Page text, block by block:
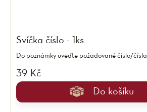
Svíčka číslo - 1ks
39 Kč
Do košíku
Do poznámky uveďte požadované číslo/čísla